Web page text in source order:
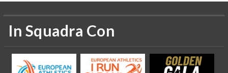
In Squadra Con